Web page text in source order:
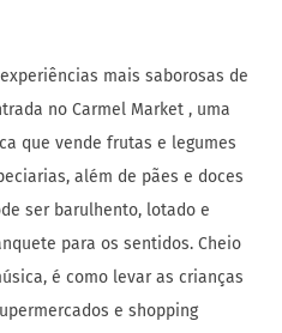
mais saborosas de
no Carmel Market , uma
que vende frutas e legumes
além de pães e doces
ser barulhento, lotado e
para os sentidos. Cheio
é como levar as crianças
e shopping